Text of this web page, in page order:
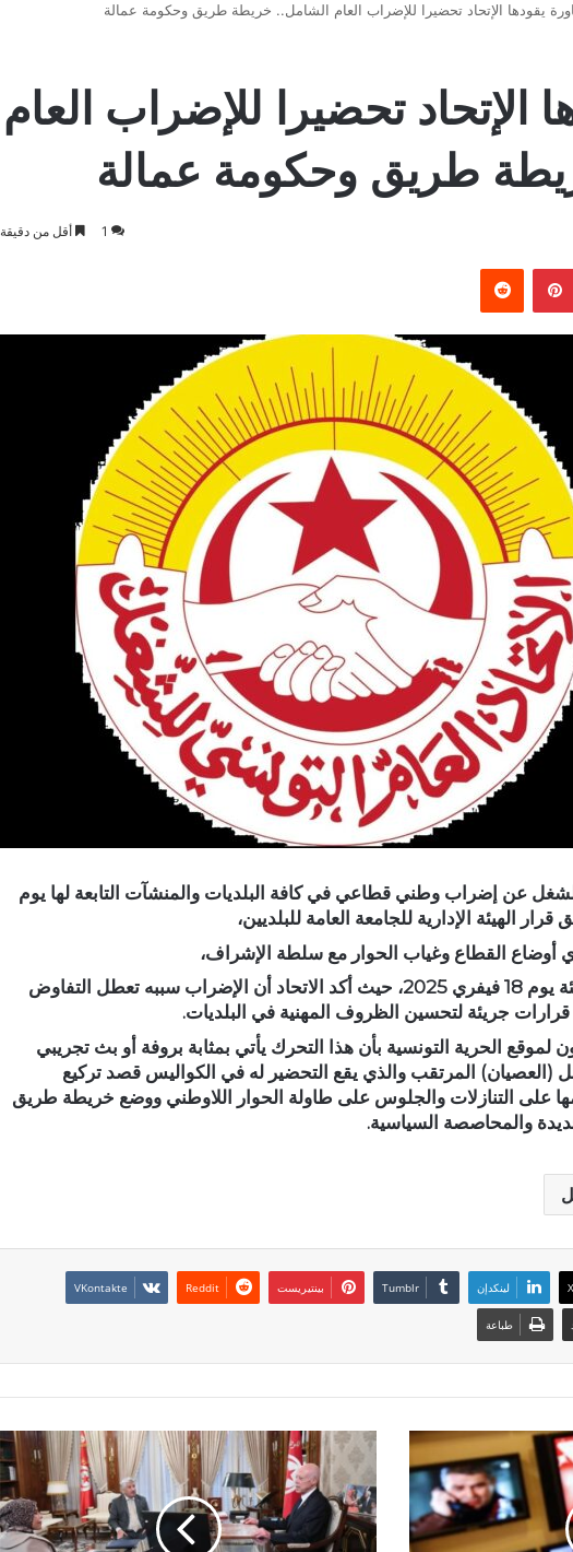
يقودها الإتحاد تحضيرا للإضراب العام الشامل.. خريطة طريق وحكومة عمالة
الإتحاد تحضيرا للإضراب العام
طريق وحكومة عمالة
1 أقل من دقيقة
بينتيريست
للشغل عن إضراب وطني قطاعي في كافة البلديات والمنشآت التابعة لها يوم
أوضاع القطاع وغياب الحوار مع سلطة الإشراف،
وجاء القرار عقب اجتماع الهيئة يوم 18 فيفري 2025، حيث أكد الاتحاد أن الإضراب سببه تعطل التفاوض
جريئة لتحسين الظروف المهنية في البلديات.
الحرية التونسية بأن هذا التحرك يأتي بمثابة بروفة أو بث تجريبي
(العصيان) المرتقب والذي يقع التحضير له في الكواليس قصد تركيع
على التنازلات والجلوس على طاولة الحوار اللاوطني ووضع خريطة طريق
والمحاصصة السياسية.
X لينكدإن بينتيريست
طباعة